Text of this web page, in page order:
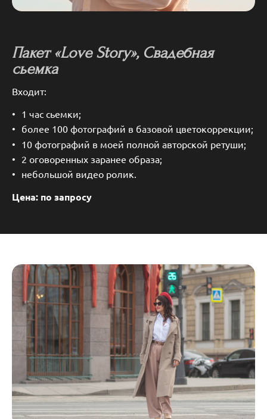
Пакет «Love Story», Свадебная
сьемка
Входит:
1 час сьемки;
более 100 фотографий в базовой цветокоррекции;
10 фотографий в моей полной авторской ретуши;
2 оговоренных заранее образа;
небольшой видео ролик.
Цена: по запросу